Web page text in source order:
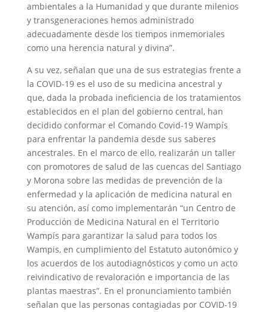
ambientales a la Humanidad y que durante milenios
y transgeneraciones hemos administrado
adecuadamente desde los tiempos inmemoriales
como una herencia natural y divina”.
A su vez, señalan que una de sus estrategias frente a
la COVID-19 es el uso de su medicina ancestral y
que, dada la probada ineficiencia de los tratamientos
establecidos en el plan del gobierno central, han
decidido conformar el Comando Covid-19 Wampís
para enfrentar la pandemia desde sus saberes
ancestrales. En el marco de ello, realizarán un taller
con promotores de salud de las cuencas del Santiago
y Morona sobre las medidas de prevención de la
enfermedad y la aplicación de medicina natural en
su atención, así como implementarán “un Centro de
Producción de Medicina Natural en el Territorio
Wampís para garantizar la salud para todos los
Wampis, en cumplimiento del Estatuto autonómico y
los acuerdos de los autodiagnósticos y como un acto
reivindicativo de revaloración e importancia de las
plantas maestras”. En el pronunciamiento también
señalan que las personas contagiadas por COVID-19